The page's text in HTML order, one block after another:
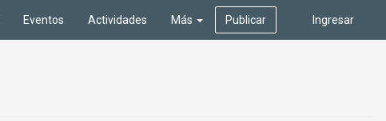
Ingresar
Eventos Actividades Más Publicar